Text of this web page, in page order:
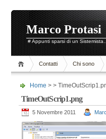
Marco Protasi
# Appunti sparsi di un
Contatti Chi sono
Home > >
TimeOutScrip1.png
5 Novembre 2011